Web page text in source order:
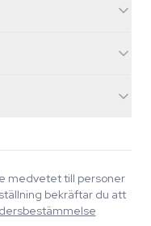
medvetet till personer
bekräftar du att